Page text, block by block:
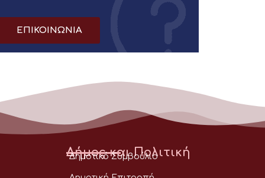
ΕΠΙΚΟΙΝΩΝΙΑ
Δήμος και Πολιτική
Δημοτικό Συμβούλιο